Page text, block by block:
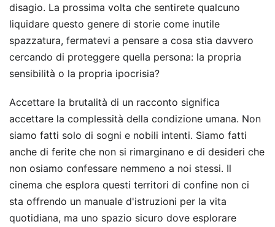
disagio. La prossima volta che sentirete qualcuno
liquidare questo genere di storie come inutile
spazzatura, fermatevi a pensare a cosa stia davvero
cercando di proteggere quella persona: la propria
sensibilità o la propria ipocrisia?
Accettare la brutalità di un racconto significa
accettare la complessità della condizione umana. Non
siamo fatti solo di sogni e nobili intenti. Siamo fatti
anche di ferite che non si rimarginano e di desideri che
non osiamo confessare nemmeno a noi stessi. Il
cinema che esplora questi territori di confine non ci
sta offrendo un manuale d'istruzioni per la vita
quotidiana, ma uno spazio sicuro dove esplorare